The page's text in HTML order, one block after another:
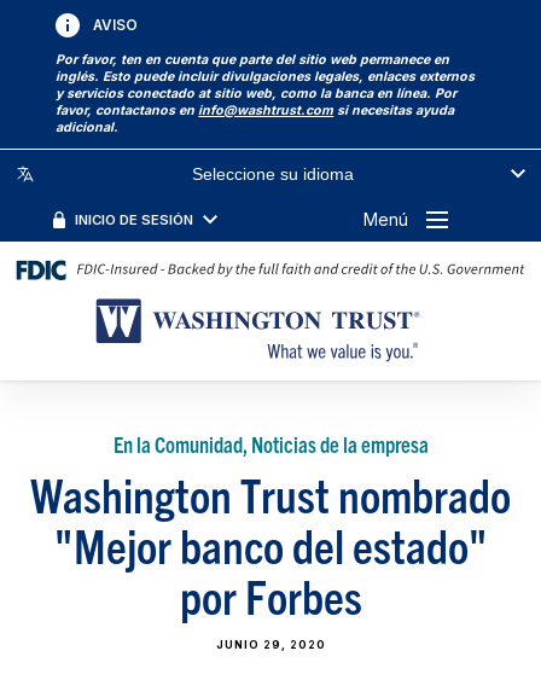
AVISO
Por favor, ten en cuenta que parte del sitio web permanece en
inglés. Esto puede incluir divulgaciones legales, enlaces externos
y servicios conectado at sitio web, como la banca en línea. Por
favor, contactanos eninfo@washtrust.com si necesitas ayuda
adicional.
Seleccione su idioma
INICIO DE SESIÓN Menú
En la Comunidad, Noticias de la empresa
Washington Trust nombrado
"Mejor banco del estado"
por Forbes
JUNIO 29, 2020